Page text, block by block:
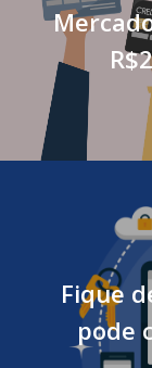
Fique
pode